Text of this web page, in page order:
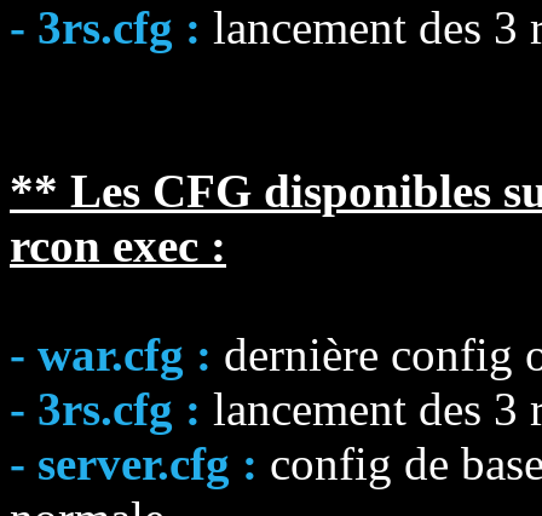
- 3rs.cfg : lancement des 3
** Les CFG disponibles
rcon exec :
- war.cfg : dernière config
- 3rs.cfg : lancement des 3
- server.cfg : config de